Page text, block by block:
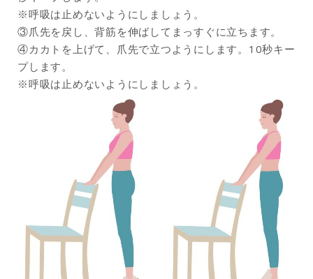
※呼吸は止めないようにしましょう。
③爪先を戻し、背筋を伸ばしてまっすぐに立ちます。
④カカトを上げて、爪先で立つようにします。10秒キー
プします。
※呼吸は止めないようにしましょう。